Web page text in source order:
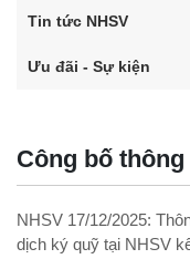
Tin tức NHSV
Ưu đãi - Sự kiện
Công bố
NHSV 17/12/2025:
dịch ký quỹ tại NHSV